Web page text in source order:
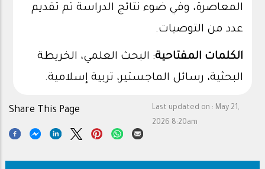
المعاصرة، وفي ضوء نتائج الدراسة تم تقديم
عدد من التوصيات.
الكلمات المفتاحية: البحث العلمي، الخريطة
البحثية، رسائل الماجستير، تربية إسلامية.
Last updated on : May 21,
2026 8:20am
Share This Page